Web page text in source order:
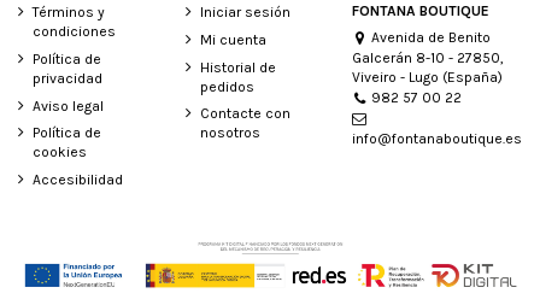
Términos y
condiciones
Política de
privacidad
Aviso legal
Política de
cookies
Accesibilidad
Iniciar sesión
Mi cuenta
Historial de
pedidos
Contacte con
nosotros
FONTANA BOUTIQUE
Avenida de Benito
Galcerán 8-10 - 27850,
Viveiro - Lugo (España)
982 57 00 22
info@fontanaboutique.es